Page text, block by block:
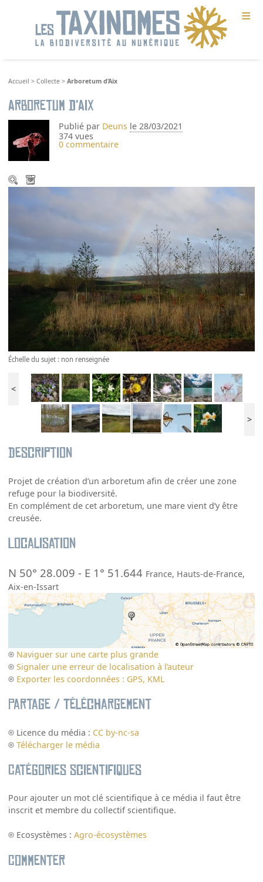
≡
Accueil >Collecte >Arboretum d’Aix
Arboretum d’Aix
Publié par Deuns le 28/03/2021
374 vues
0 commentaire
Échelle du sujet : non renseignée
<
>
Description
Projet de création d’un arboretum afin de créer une zone
refuge pour la biodiversité.
En complément de cet arboretum, une mare vient d’y être
creusée.
Localisation
N 50° 28.009 - E 1° 51.644 France, Hauts-de-France,
Aix-en-Issart
Naviguer sur une carte plus grande
Signaler une erreur de localisation à l’auteur
Exporter les coordonnées : GPS, KML
Partage / Téléchargement
Licence du média : CC by-nc-sa
Télécharger le média
Catégories scientifiques
Pour ajouter un mot clé scientifique à ce média il faut être
inscrit et membre du collectif scientifique.
Ecosystèmes :Agro-écosystèmes
Commenter